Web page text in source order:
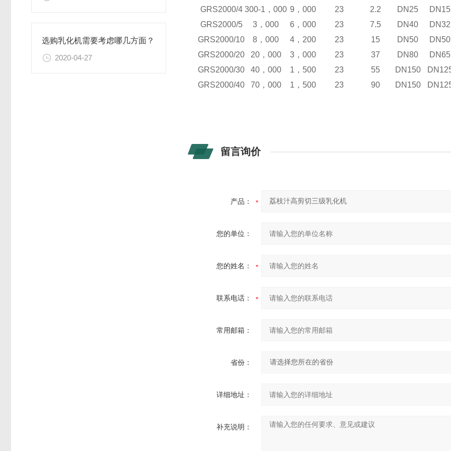
选购乳化机需要考虑哪几方面？
2020-04-27
GRS2000/4 300-1 ，000 9 ，000 23 2.2 DN25
DN15
GRS2000/5 3 ，000 6 ，000 23 7.5 DN40
DN32
GRS2000/10 8 ，000 4 ，200 23 15 DN50
DN50
GRS2000/20 20，000 3 ，000 23 37 DN80
DN65
GRS2000/30 40，000 1 ，500 23 55 DN150
GRS2000/40 70，000 1 ，500 23 90 DN150
留言询价
产品：
您的单位：
您的姓名：
联系电话：
常用邮箱：
省份：
详细地址：
补充说明：